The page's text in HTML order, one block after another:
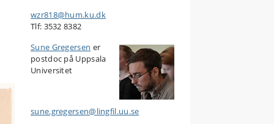
wzr818@hum.ku.dk
Tlf: 3532 8382
Sune Gregersen er
postdoc på Uppsala
Universitet
sune.gregersen@lingfil.uu.se